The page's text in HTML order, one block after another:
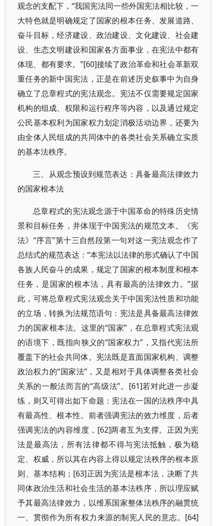
观念的支配下，“我国宪法同一些外国宪法相比较，一
大特色就是明确规定了国家的根本任务、发展道路、
奋斗目标，经济建设、政治建设、文化建设、社会建
设、生态文明建设和国家各方面事业，在宪法中都有
体现、都有要求。”[60]接续了政治革命和社会革新双
重任务的新中国宪法，正是在前述历史叙事中为自身
确立了总章程式的宪法观念。宪法不仅需要规定国家
机构的组成、权限和运行程序等内容，以及通过规定
公民基本权利为国家权力划定消极活动边界，还要为
由全体人民组成的共同体中的各类社会关系确立实质
的基本法秩序。
三、从观念预设到规范表达：具备最高法律效力
的国家根本法
总章程式的宪法观念源于中国革命的特殊历史情
景和目标任务，并体现于中国宪法的规范文本。《宪
法》“序言”第十三自然段第一句对这一宪法观念作了
总结式的规范表达：“本宪法以法律的形式确认了中国
各族人民奋斗的成果，规定了国家的根本制度和根本
任务，是国家的根本法，具有最高的法律效力。”据
此，可将总章程式宪法观念关于中国宪法性质和功能
的立场，转换为法规范语句：宪法是具备最高法律效
力的国家根本法。这里的“国家”，在总章程式宪法观
的语境下，既指向狭义的“国家权力”，又指代宪法所
覆盖下的社会共同体。宪法既是直面国家机构、调整
政治权力的“国家法”，又是相对于具体调整各类社会
关系的一般法而言的“高级法”。[61]若对此进一步凝
练，则又可得出如下命题：宪法在一国的法秩序中具
有最高性、根本性。前者强调宪法的效力维度，后者
强调宪法的内容维度，[62]两者互为支撑。正因为宪
法是最高法，所有法律都不得与宪法抵触，极为稳
定、权威，所以其在内容上得以规定法秩序的根本原
则、基本结构；[63]正因为宪法是根本法，决断了共
同体政治生活和社会生活的基本法秩序，所以理应赋
予其最高法律效力，以维系国家整体法秩序的融贯统
一、贯彻作为所有权力来源的制宪人民的意志。[64]